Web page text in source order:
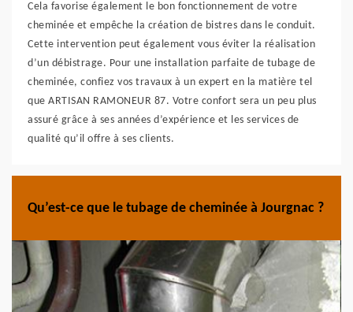
Cela favorise également le bon fonctionnement de votre
cheminée et empêche la création de bistres dans le conduit.
Cette intervention peut également vous éviter la réalisation
d’un débistrage. Pour une installation parfaite de tubage de
cheminée, confiez vos travaux à un expert en la matière tel
que ARTISAN RAMONEUR 87. Votre confort sera un peu plus
assuré grâce à ses années d’expérience et les services de
qualité qu’il offre à ses clients.
Qu’est-ce que le tubage de cheminée à Jourgnac ?